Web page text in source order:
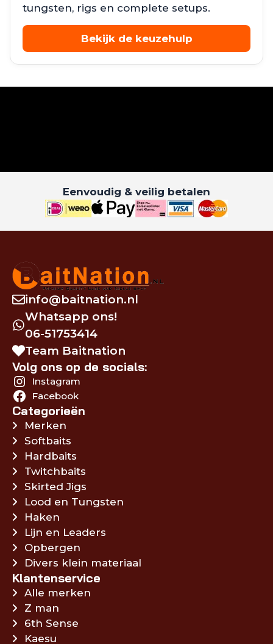
tungsten, rigs en complete setups.
Bekijk de keuzehulp
Eenvoudig & veilig betalen
info@baitnation.nl
Whatsapp ons!
06-51753414
Team Baitnation
Volg ons op de socials:
Instagram
Facebook
Categorieën
Merken
Softbaits
Hardbaits
Twitchbaits
Skirted Jigs
Lood en Tungsten
Haken
Lijn en Leaders
Opbergen
Divers klein materiaal
Klantenservice
Alle merken
Z man
6th Sense
Kaesu